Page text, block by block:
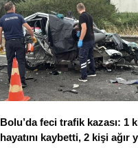
Bolu’da feci trafik kazası: 1
hayatını kaybetti, 2 kişi ağır